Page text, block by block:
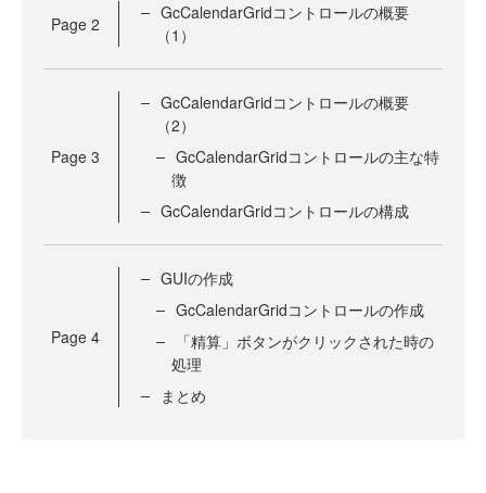
Page 2
GcCalendarGridコントロールの概要
（1）
Page 3
GcCalendarGridコントロールの概要
（2）
GcCalendarGridコントロールの主な特
徴
GcCalendarGridコントロールの構成
Page 4
GUIの作成
GcCalendarGridコントロールの作成
「精算」ボタンがクリックされた時の
処理
まとめ